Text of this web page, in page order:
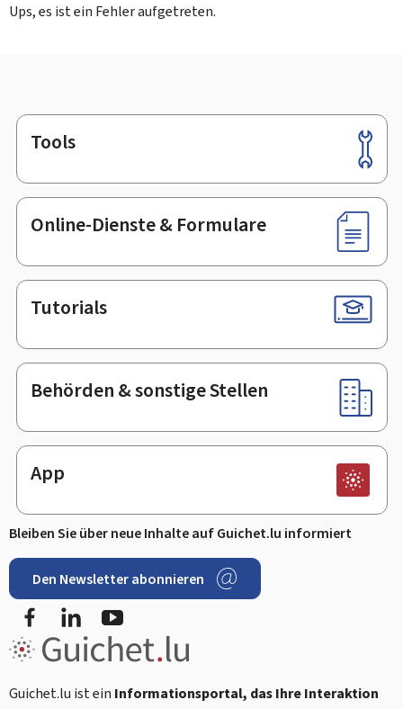
Ups, es ist ein Fehler aufgetreten.
Footer
Tools
Online-Dienste & Formulare
Tutorials
Behörden & sonstige Stellen
App
Bleiben Sie über neue Inhalte auf Guichet.lu informiert
Den Newsletter abonnieren
FacebookLinkedIn
Guichet.lu ist ein Informationsportal, das Ihre Interaktion